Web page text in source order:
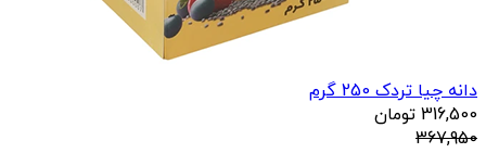
دانه چیا تردک 250 گرم
316,500 تومان
367,950